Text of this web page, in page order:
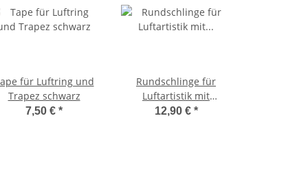
für Luftring und
Trapez schwarz
7,50 € *
Rundschlinge für
Luftartistik mit
Polyesterseileinlage
12,90 € *